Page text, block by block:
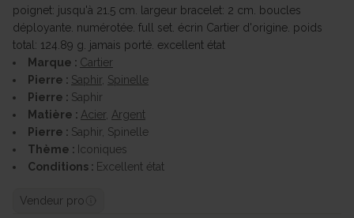
poignet: jusqu'à 21.5 cm. largeur bracelet: 2 cm. boucles
déployante. numérotée. full set. écrin Cartier d'origine. poids
total: 124.89 g. jamais porté. excellent état
Marque : Cartier
Pierre : Saphir, Spinelle
Pierre : Saphir
Matière : Acier, Argent
Pierre : Saphir, Spinelle
Thème : Iconiques
Conditions : Excellent état
Vendeur pro